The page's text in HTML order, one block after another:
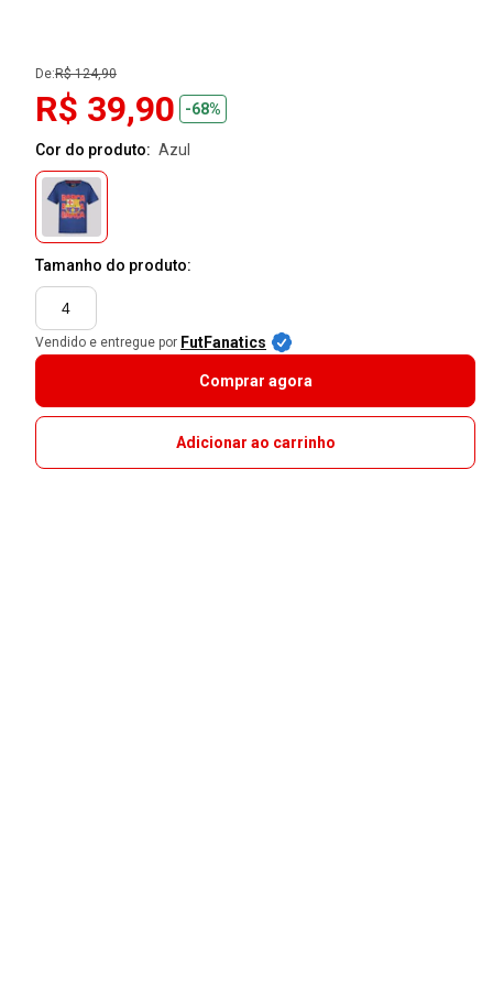
De:R$ 124,90
R$ 39,90 -68%
Cor do produto: azul
Tamanho do produto:
4
Vendido e entregue por FutFanatics
Comprar agora
Adicionar ao carrinho